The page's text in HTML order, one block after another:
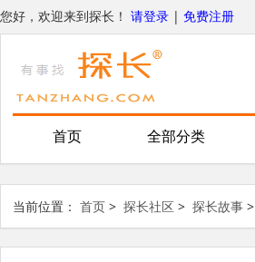
您好，欢迎来到探长！ 请登录 | 免费注册
首页 全部分类
当前位置： 首页> 探长社区> 探长故事>